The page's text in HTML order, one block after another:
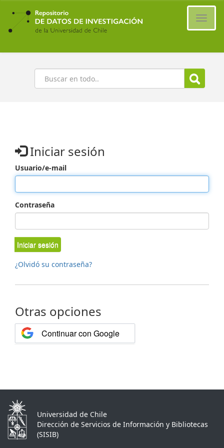
Ir
contenido
principal
Buscar
Iniciar sesión
Usuario/e-mail
Contraseña
Iniciar sesión
¿Olvidó su contraseña?
Otras opciones
Continuar con Google
Universidad de Chile
Dirección de Servicios de Información y Bibliotecas
(SISIB)